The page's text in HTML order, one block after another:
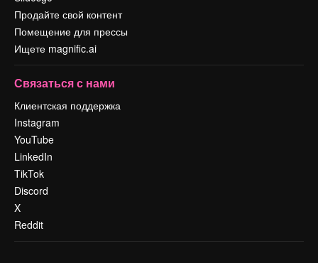
Продайте свой контент
Помещение для прессы
Ищете magnific.ai
Связаться с нами
Клиентская поддержка
Instagram
YouTube
LinkedIn
TikTok
Discord
X
Reddit